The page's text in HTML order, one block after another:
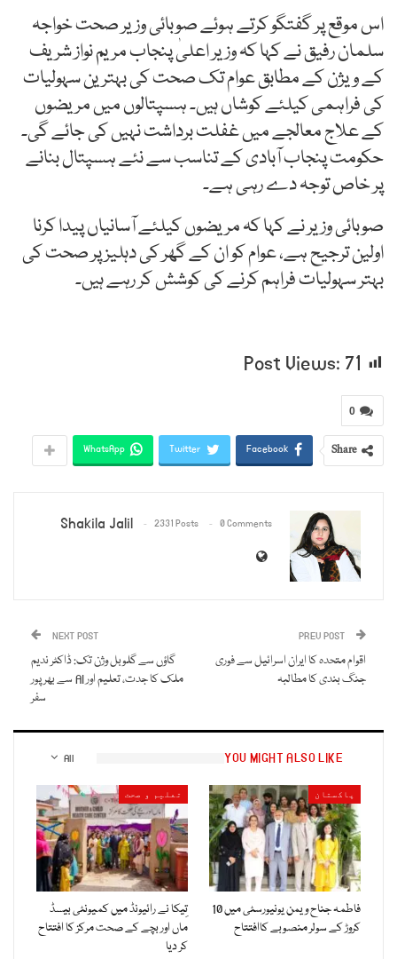
اس موقع پر گفتگو کرتے ہوئے صوبائی وزیر صحت خواجہ
سلمان رفیق نے کہا کہ وزیر اعلیٰ پنجاب مریم نواز شریف
کے ویژن کے مطابق عوام تک صحت کی بہترین سہولیات
کی فراہمی کیلئے کوشاں ہیں۔ ہسپتالوں میں مریضوں
کے علاج معالجے میں غفلت برداشت نہیں کی جائے گی۔
حکومت پنجاب آبادی کے تناسب سے نئے ہسپتال بنانے
پر خاص توجہ دے رہی ہے۔
صوبائی وزیر نے کہا کہ مریضوں کیلئے آسانیاں پیدا کرنا
اولین ترجیح ہے، عوام کو ان کے گھر کی دہلیز پر صحت کی
بہتر سہولیات فراہم کرنے کی کوشش کر رہے ہیں۔
Post Views: 71
0
Share
Facebook
Twitter
WhatsApp
Shakila Jalil 2331 Posts 0 Comments
اقوام متحدہ کا ایران اسرائیل سے فوری
جنگ بندی کا مطالبہ
NEXT POST
گاؤں سے گلوبل وژن تک: ڈاکٹر ندیم
ملک کا جدت، تعلیم اور AI سے بھرپور
سفر
All YOU MIGHT ALSO LIKE
پاکستان
فاطمہ جناح ویمن یونیورسٹی میں 10
کروڑ کے سولر منصوبے کاافتتاح
تعلیم و صحت
تِیکا نے رائیونڈ میں کمیونٹی بیسڈ
ماں اور بچے کے صحت مرکز کا افتتاح
کر دیا